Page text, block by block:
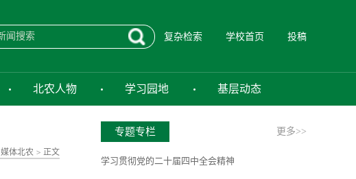
复杂检索 学校首页 投稿
北农人物 学习园地 基层动态
媒体北农 > 正文
专题专栏 更多>>
学习贯彻党的二十届四中全会精神